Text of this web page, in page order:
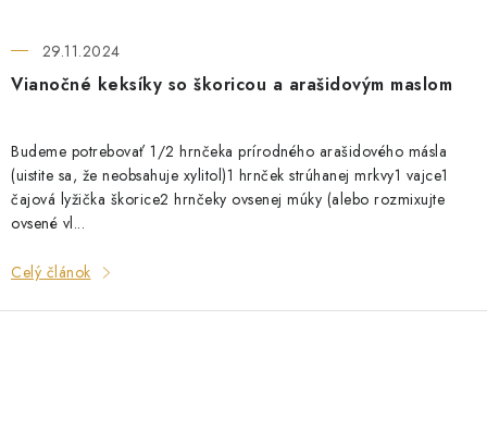
Vianočné keksíky so škoricou a arašidovým maslom
29.11.2024
Budeme potrebovať 1/2 hrnčeka prírodného arašidového másla
(uistite sa, že neobsahuje xylitol)1 hrnček strúhanej mrkvy1 vajce1
čajová lyžička škorice2 hrnčeky ovsenej múky (alebo rozmixujte
ovsené vl...
Celý článok